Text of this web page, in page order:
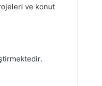
ve konut